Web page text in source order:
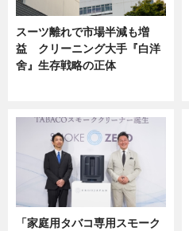
スーツ離れで市場半減も増
益 クリーニング大手『白洋
舍』生存戦略の正体
「家庭用タバコ専用スモーク